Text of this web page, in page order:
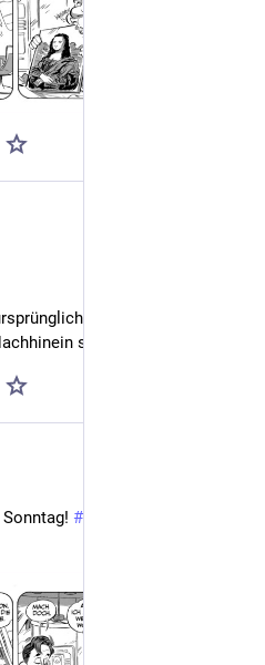
auch vor
so einiges erklären 😅
#